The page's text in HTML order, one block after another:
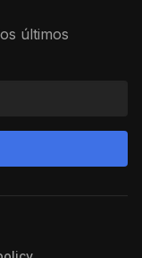
últimos